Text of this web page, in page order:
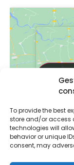
To provide the best
store and/or access
technologies will
behavior or unique
consent, may